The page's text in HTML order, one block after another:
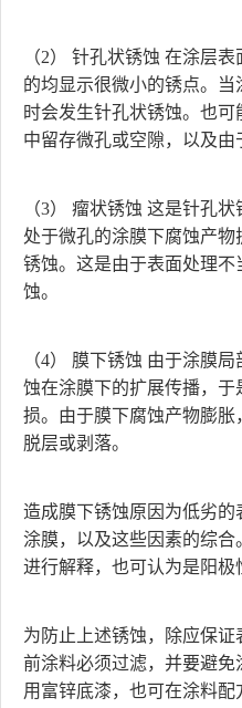
（2） 针孔状锈蚀 在涂层
的均显示很微小的锈点。
时会发生针孔状锈蚀。也
中留存微孔或空隙，以及由
（3） 瘤状锈蚀 这是针孔
处于微孔的涂膜下腐蚀产
锈蚀。这是由于表面处理
蚀。
（4） 膜下锈蚀 由于涂膜
蚀在涂膜下的扩展传播，
损。由于膜下腐蚀产物膨
脱层或剥落。
造成膜下锈蚀原因为低劣
涂膜，以及这些因素的综
进行解释，也可认为是阳
为防止上述锈蚀，除应保
前涂料必须过滤，并要避
用富锌底漆，也可在涂料配